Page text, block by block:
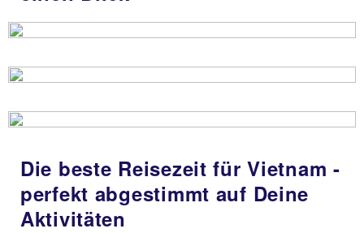
Die beste Reisezeit für Vietnam -
perfekt abgestimmt auf Deine
Aktivitäten